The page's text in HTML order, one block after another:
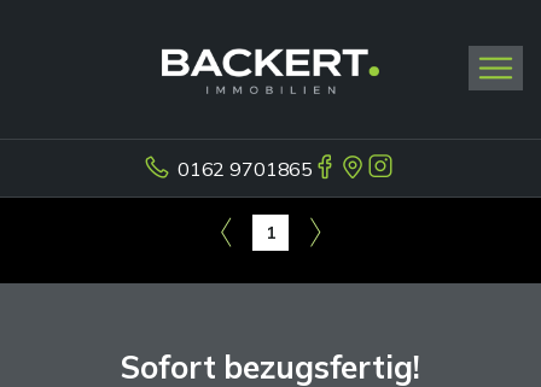
0162 9701865
1
Sofort bezugsfertig!